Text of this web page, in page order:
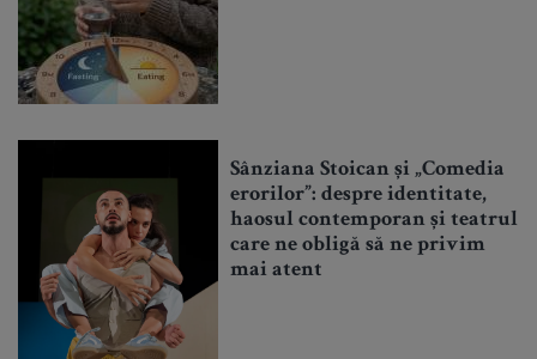
Sânziana Stoican și „Comedia
erorilor”: despre identitate,
haosul contemporan și teatrul
care ne obligă să ne privim
mai atent